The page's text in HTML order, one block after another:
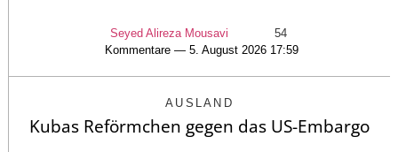
Seyed Alireza Mousavi
54
Kommentare — 5. August 2026 17:59
AUSLAND
Kubas Reförmchen gegen das US-Embargo